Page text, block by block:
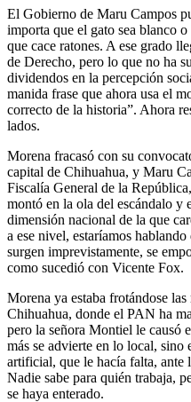
El Gobierno de Maru Campos
importa que el gato sea blanco
que cace ratones. A ese grado
de Derecho, pero lo que no ha
dividendos en la percepción
manida frase que ahora usa el
correcto de la historia”. Ahora
lados.
Morena fracasó con su
capital de Chihuahua, y Maru
Fiscalía General de la
montó en la ola del escándalo y
dimensión nacional de la que
a ese nivel, estaríamos
surgen imprevistamente, se
como sucedió con Vicente Fox.
Morena ya estaba frotándose
Chihuahua, donde el PAN ha
pero la señora Montiel le causó
más se advierte en lo local,
artificial, que le hacía falta, ante
Nadie sabe para quién trabaja,
se haya enterado.